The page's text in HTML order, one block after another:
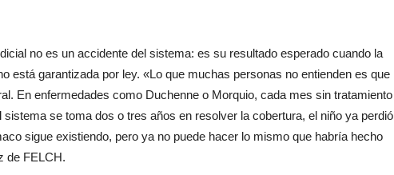
no es un accidente del sistema: es su resultado esperado cuando la
está garantizada por ley. «Lo que muchas personas no entienden es que
En enfermedades como Duchenne o Morquio, cada mes sin tratamiento
se toma dos o tres años en resolver la cobertura, el niño ya perdió
sigue existiendo, pero ya no puede hacer lo mismo que habría hecho
de FELCH.